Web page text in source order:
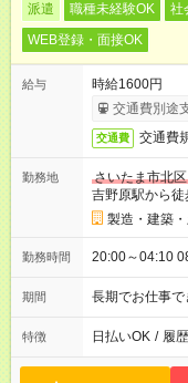
派遣 職種未経験OK 社
WEB登録・面接OK
給与
時給1600円
交通費別途
交通費 交通費
勤務地
さいたま市北区
吉野原駅から徒
製造・建築
勤務時間 20:00～04:10
期間 長期でお仕事で
特徴 日払いOK / 履